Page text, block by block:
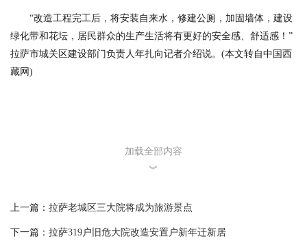
“改造工程完工后，将安装自来水，修建公厕，加固墙体，建设
绿化带和花坛，居民群众的生产生活将有更好的安全感、舒适感！”
拉萨市城关区建设部门负责人年扎向记者介绍说。(本文转自中国西
藏网)
加载全部内容
︾
上一篇： 拉萨老城区三大院将成为旅游景点
下一篇： 拉萨319户旧危大院改造安置户新年迁新居